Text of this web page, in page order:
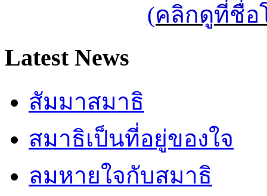
(คลิกดูที่ชื่อ
Latest News
สัมมาสมาธิ
สมาธิเป็นที่อยู่ของใจ
ลมหายใจกับสมาธิ